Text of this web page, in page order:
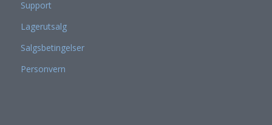
Support
Lagerutsalg
Salgsbetingelser
Personvern